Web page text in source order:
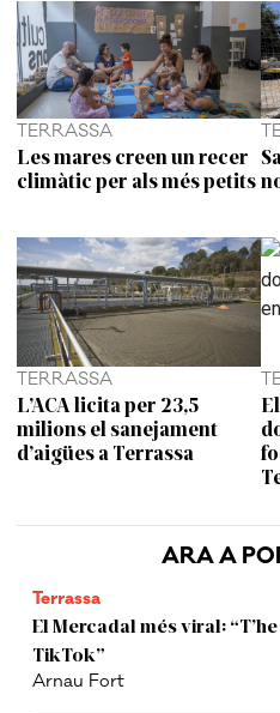
ARA A
Terrassa
El Mercadal més viral:
TikTok”
Arnau Fort
TERRASSA
Les mares creen un recer
climàtic per als més petits
TERRASSA
L’ACA licita per 23,5
milions el sanejament
d’aigües a Terrassa